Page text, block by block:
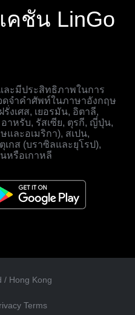
คชัน LinGo
ละมีประสิทธิภาพในการ
ดจำคำศัพท์ในภาษาอังกฤษ
งเศส, เยอรมัน, อิตาลี,
าหรับ, รัสเซีย, ตุรกี, ญี่ปุ่น,
และอเมริกา), สเปน,
เกส (บราซิลและยุโรป),
หรือเกาหลี
/ Hong Kong
Terms